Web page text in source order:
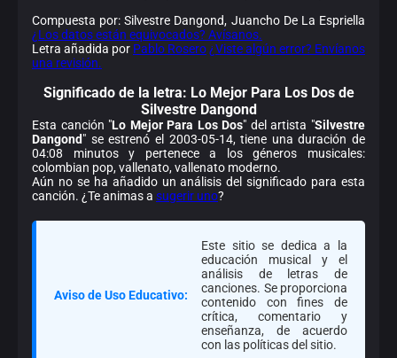
Compuesta por: Silvestre Dangond, Juancho De La Espriella
¿Los datos están equivocados? Avísanos.
Letra añadida por Pablo Rosero¿Viste algún error? Envíanos
una revisión.
Significado de la letra: Lo Mejor Para Los Dos de
Silvestre Dangond
Esta canción "Lo Mejor Para Los Dos" del artista "Silvestre
Dangond" se estrenó el 2003-05-14, tiene una duración de
04:08 minutos y pertenece a los géneros musicales:
colombian pop, vallenato, vallenato moderno.
Aún no se ha añadido un análisis del significado para esta
canción. ¿Te animas a sugerir uno?
Aviso de Uso Educativo:
Este sitio se dedica a la
educación musical y el
análisis de letras de
canciones. Se proporciona
contenido con fines de
crítica, comentario y
enseñanza, de acuerdo
con las políticas del sitio.